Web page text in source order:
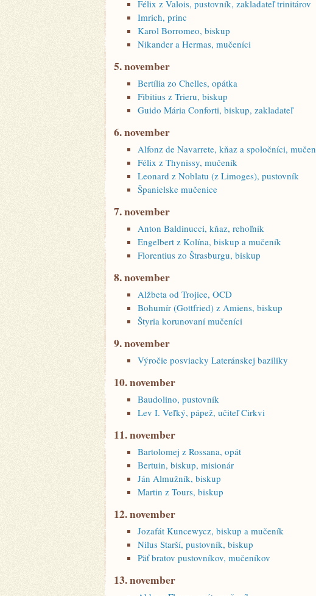
Félix z Valois, pustovník, zakladateľ trinitárov
Imrich, princ
Karol Borromeo, biskup
Nikander a Hermas, mučeníci
5. november
Bertília zo Chelles, opátka
Fibitius z Trieru, biskup
Guido Mária Conforti, biskup, zakladateľ
6. november
Alfonz de Navarrete, kňaz a spoločníci,
Félix z Thynissy, mučeník
Leonard z Noblatu (z Limoges), pustovník
Španielske mučenice
7. november
Anton Baldinucci, kňaz, rehoľník
Engelbert z Kolína, biskup a mučeník
Florentius zo Štrasburgu, biskup
8. november
Alžbeta od Trojice, OCD
Bohumír (Gottfried) z Amiens, biskup
Štyria korunovaní mučeníci
9. november
Výročie posviacky Lateránskej baziliky
10. november
Baudolino, pustovník
Lev I. Veľký, pápež, učiteľ Cirkvi
11. november
Bartolomej z Rossana, opát
Bertuin, biskup, misionár
Ján Almužník, biskup
Martin z Tours, biskup
12. november
Jozafát Kuncewycz, biskup a mučeník
Nilus Starší, pustovník, biskup
Päť bratov pustovníkov, mučeníkov
13. november